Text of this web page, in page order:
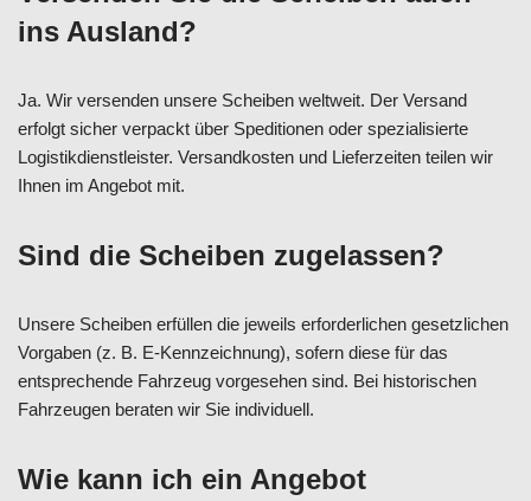
ins Ausland?
Ja. Wir versenden unsere Scheiben weltweit. Der Versand
erfolgt sicher verpackt über Speditionen oder spezialisierte
Logistikdienstleister. Versandkosten und Lieferzeiten teilen wir
Ihnen im Angebot mit.
Sind die Scheiben zugelassen?
Unsere Scheiben erfüllen die jeweils erforderlichen gesetzlichen
Vorgaben (z. B. E-Kennzeichnung), sofern diese für das
entsprechende Fahrzeug vorgesehen sind. Bei historischen
Fahrzeugen beraten wir Sie individuell.
Wie kann ich ein Angebot